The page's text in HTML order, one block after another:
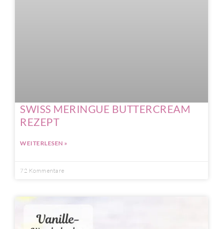
SWISS MERINGUE BUTTERCREAM
REZEPT
WEITERLESEN »
72 Kommentare